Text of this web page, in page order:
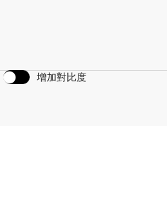
增加對比度